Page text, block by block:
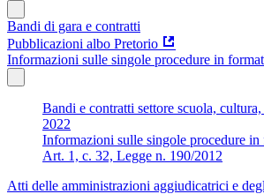
Bandi di gara e contratti
Pubblicazioni albo Pretorio
Informazioni sulle singole procedure in
Bandi e contratti settore scuola,
2022
Informazioni sulle singole procedure in
Art. 1, c. 32, Legge n. 190/2012
Atti delle amministrazioni aggiudicatrici e